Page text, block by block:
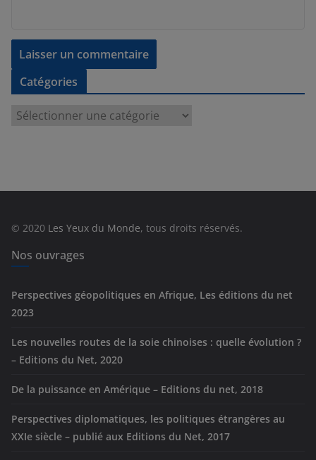
Catégories
e
© 2020 Les Yeux du Monde, tous droits réservés.
Nos ouvrages
Perspectives géopolitiques en Afrique, Les éditions du net
2023
Les nouvelles routes de la soie chinoises : quelle évolution ?
– Editions du Net, 2020
De la puissance en Amérique – Editions du net, 2018
Perspectives diplomatiques, les politiques étrangères au
XXIe siècle – publié aux Editions du Net, 2017